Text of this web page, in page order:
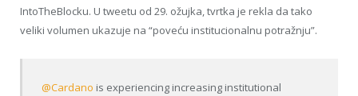
IntoTheBlocku. U tweetu od 29. ožujka, tvrtka je rekla da tako
veliki volumen ukazuje na “poveću institucionalnu potražnju”.
@Cardano is experiencing increasing institutional